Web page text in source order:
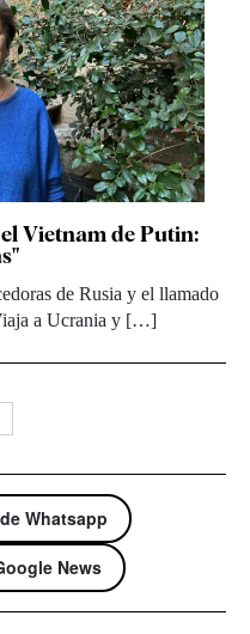
Vietnam de Putin:
de Rusia y el llamado
a Ucrania y […]
Whatsapp
News